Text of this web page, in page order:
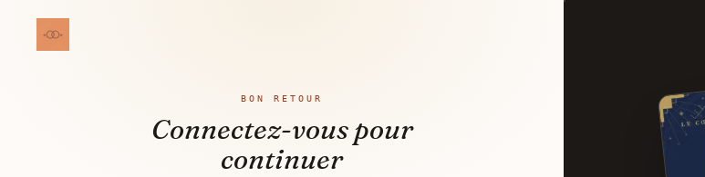
BON RETOUR
Connectez-vous pour
continuer